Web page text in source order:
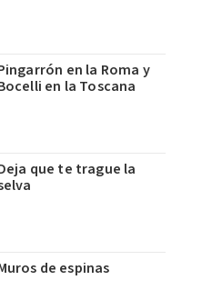
en la Roma y
en la Toscana
que te trague la
de espinas